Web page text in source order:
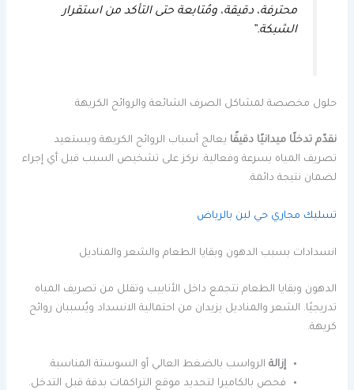
محترفة، دقيقة، ومُتابعة حتى التأكد من استقرار
الشبكة.”
حلول مخصصة لمشاكل الصرف الشائعة والروائح الكريهة
نقدّم تدخلًا ميدانيًا دقيقًا يعالج أسباب الروائح الكريهة ويستعيد
تصريف المياه بسرعة وفعالية. نركز على تشخيص السبب قبل أي إجراء
لضمان نتيجة دائمة.
تسليك مجاري حي لبن بالرياض
انسدادات بسبب الدهون وبقايا الطعام والشعر والمناديل
الدهون وبقايا الطعام تتجمع داخل الأنابيب وتقلل من تصريف المياه
تدريجيًا. الشعر والمناديل يزيدان من احتمالية الانسداد ويُسببان روائح
كريهة.
إزالة الرواسب بالضغط العالي أو السوستة المناسبة.
فحص بالكاميرا لتحديد موقع التراكمات بدقة قبل التدخل.